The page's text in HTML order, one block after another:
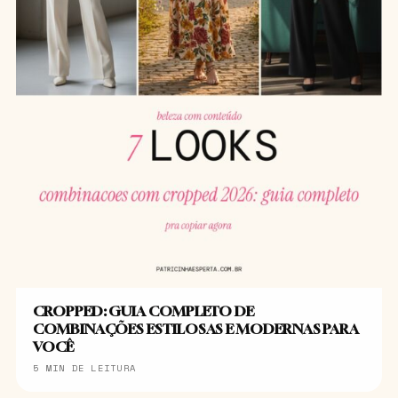
CROPPED: GUIA COMPLETO DE
COMBINAÇÕES ESTILOSAS E MODERNAS PARA
VOCÊ
5 MIN DE LEITURA